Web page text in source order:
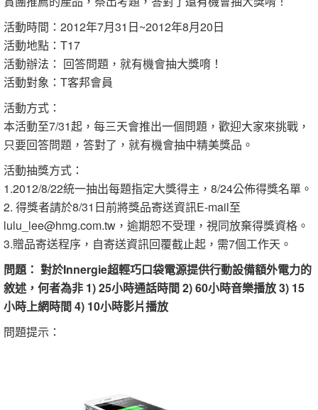
活動時間：2012年7月31日~2012年8月20日
活動地點：T17
活動辦法： 回答問題，就有機會抽大獎唷！
活動對象：T客邦會員
活動方式：
本活動至7/31起，每三天會推出一個問題，歡迎大家來挑戰，
只要回答問題，答對了，就有機會抽中精美獎品。
活動抽獎方式：
1.2012/8/22統一抽出每題指定大獎得主，8/24公佈得獎名單。
2. 得獎者請於8/31日前將獎品寄送資訊E-mail至
lulu_lee@hmg.com.tw，逾期恕不受理，視同放棄得獎資格。
3.贈品寄送程序，自寄送資訊回覆截止起，需7個工作天。
問題： 對於Innergie超輕巧口袋電源提供行動設備額外電力的
敘述，何者為非 1) 25小時通話時間 2) 60小時音樂播放 3) 15
小時上網時間 4) 10小時影片播放
問題提示：